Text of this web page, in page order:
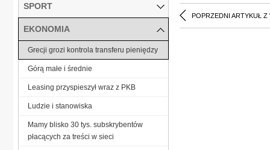
POPRZEDNI ARTYKUŁ Z
SPORT
EKONOMIA
Grecji grozi kontrola transferu pieniędzy
Górą małe i średnie
Leasing przyspieszył wraz z PKB
Ludzie i stanowiska
Mamy blisko 30 tys. subskrybentów
płacących za treści w sieci